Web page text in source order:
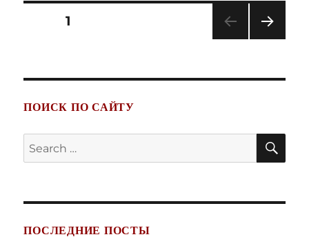
Узбекистан»
Posts
PAGE1
ПОИСК ПО САЙТУ
Search
for:
ПОСЛЕДНИЕ ПОСТЫ